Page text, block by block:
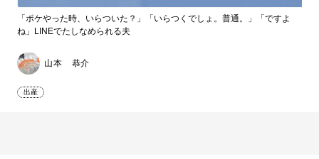
「ポケやった時、いらついた？」「いらつくでしょ。普通。」「ですよ
ね」LINEでたしなめられる夫
山本 恭介
出産